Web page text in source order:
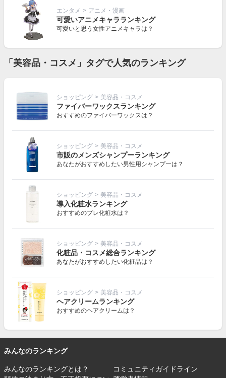
エンタメ > アニメ・漫画
可愛いアニメキャラランキング
可愛いと思う女性アニメキャラは？
「美容品・コスメ」タグで人気のランキング
ショッピング > 美容品・コスメ
ファイバーワックスランキング
おすすめのファイバーワックスは？
ショッピング > 美容品・コスメ
市販のメンズシャンプーランキング
あなたがおすすめしたい男性用シャンプーは？
ショッピング > 美容品・コスメ
導入化粧水ランキング
おすすめのプレ化粧水は？
ショッピング > 美容品・コスメ
化粧品・コスメ総合ランキング
あなたがおすすめしたい化粧品は？
ショッピング > 美容品・コスメ
ヘアクリームランキング
おすすめのヘアクリームは？
みんなのランキング
みんなのランキングとは？
コミュニティガイドライン